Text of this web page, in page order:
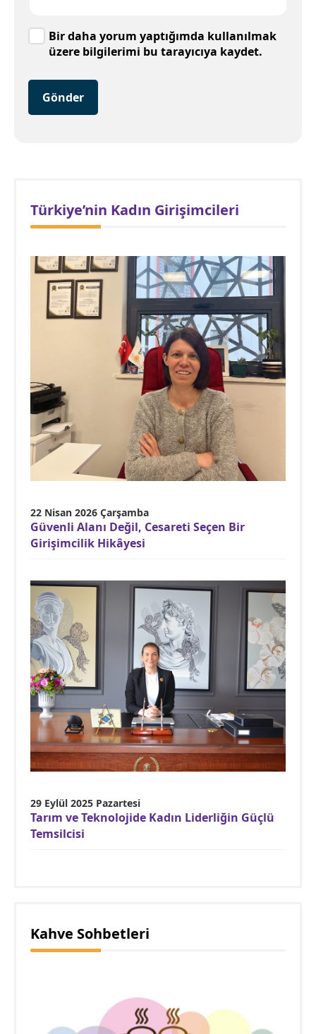
Bir daha yorum yaptığımda kullanılmak
üzere bilgilerimi bu tarayıcıya kaydet.
Gönder
Türkiye’nin Kadın Girişimcileri
22 Nisan 2026 Çarşamba
Güvenli Alanı Değil, Cesareti Seçen Bir
Girişimcilik Hikâyesi
29 Eylül 2025 Pazartesi
Tarım ve Teknolojide Kadın Liderliğin Güçlü
Temsilcisi
Kahve Sohbetleri